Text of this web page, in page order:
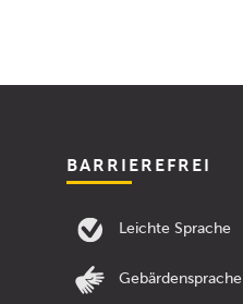
BARRIEREFREI
Leichte Sprache
Gebärdensprache